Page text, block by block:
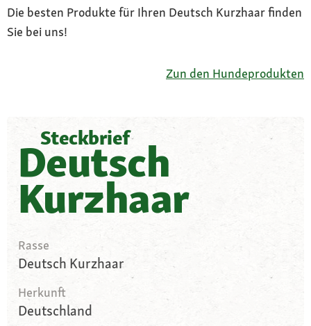
Die besten Produkte für Ihren Deutsch Kurzhaar finden
Sie bei uns!
Zun den Hundeprodukten
Steckbrief
Deutsch
Kurzhaar
Rasse
Deutsch Kurzhaar
Herkunft
Deutschland